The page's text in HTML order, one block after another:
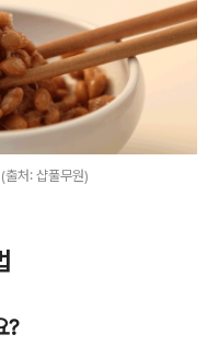
출처: 샵풀무원)
?